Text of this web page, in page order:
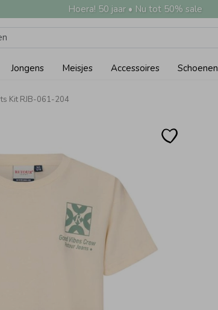
Hoera! 50 jaar • Nu tot 50% sale
Jongens Meisjes Accessoires Schoenen
Kit RJB-061-204